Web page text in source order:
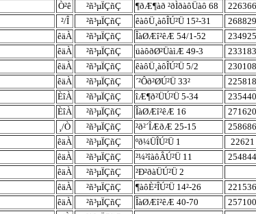
Ò²ê ²ñ³µÏÇñÇ ¶ðÆ¶àð ²ðÌðàôÜàô 68 226366
²/Î ²ñ³µÏÇñÇ êàôÜ¸àôÎÚ²Ü 15²-31 268829
êäÀ ²ñ³µÏÇñÇ ÎàØÆî²êÆ 54/1-52 234925
êäÀ ²ñ³µÏÇñÇ üàôðØ²ÜàìÆ 49-3 233183
êäÀ ²ñ³µÏÇñÇ êàôÜ¸àôÎÚ²Ü 5/2 230108
êäÀ ²ñ³µÏÇñÇ ´²Ôð²ØÚ²Ü 33² 225818
ÈîÀ ²ñ³µÏÇñÇ îÆ¶ð²ÜÚ²Ü 5-34 235440
ÈîÀ ²ñ³µÏÇñÇ ÎàØÆî²êÆ 16 271620
¸/Ò ²ñ³µÏÇñÇ ²ð²´ÎÆðÆ 25-15 258686
êäÀ ²ñ³µÏÇñÇ ºð¼ÜÎÚ²Ü 1 22621
êäÀ ²ñ³µÏÇñÇ ²¼²îàôÂÚ²Ü 11 254844
êäÀ ²ñ³µÏÇñÇ ²Ð²ðàÜÚ²Ü 2
êäÀ ²ñ³µÏÇñÇ ¶àôÈ²ÎÚ²Ü 14²-26 221536
êäÀ ²ñ³µÏÇñÇ ÎàØÆî²êÆ 40-70 257100